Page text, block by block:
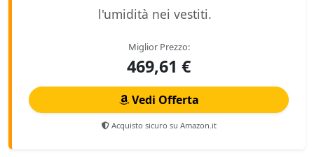
l'umidità nei vestiti.
Miglior Prezzo:
469,61 €
Vedi Offerta
Acquisto sicuro su Amazon.it